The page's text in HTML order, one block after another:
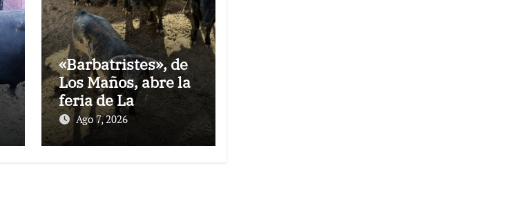
«Barbatristes», de
Los Maños, abre la
feria de La
Albahaca de
Huesca
Ago 7, 2026